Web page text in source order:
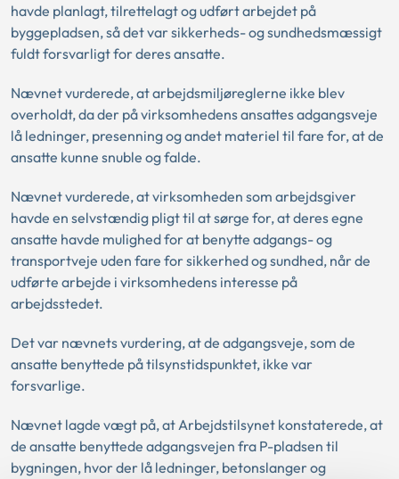
havde planlagt, tilrettelagt og udført arbejdet på
byggepladsen, så det var sikkerheds- og sundhedsmæssigt
fuldt forsvarligt for deres ansatte.
Nævnet vurderede, at arbejdsmiljøreglerne ikke blev
overholdt, da der på virksomhedens ansattes adgangsveje
lå ledninger, presenning og andet materiel til fare for, at de
ansatte kunne snuble og falde.
Nævnet vurderede, at virksomheden som arbejdsgiver
havde en selvstændig pligt til at sørge for, at deres egne
ansatte havde mulighed for at benytte adgangs- og
transportveje uden fare for sikkerhed og sundhed, når de
udførte arbejde i virksomhedens interesse på
arbejdsstedet.
Det var nævnets vurdering, at de adgangsveje, som de
ansatte benyttede på tilsynstidspunktet, ikke var
forsvarlige.
Nævnet lagde vægt på, at Arbejdstilsynet konstaterede, at
de ansatte benyttede adgangsvejen fra P-pladsen til
bygningen, hvor der lå ledninger, betonslanger og